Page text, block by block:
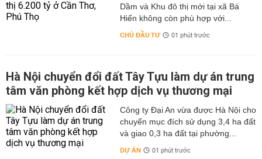
Dầm và Khu đô thị mới tại xã Bá
Hiến không còn phù hợp với...
CHỦ ĐẦU TƯ 01 phút trước
Hà Nội chuyển đổi đất Tây Tựu làm dự án trung
tâm văn phòng kết hợp dịch vụ thương mại
Công ty Đại An vừa được Hà Nội cho
chuyển mục đích sử dụng 3,4 ha đất
và giao 0,3 ha đất tại phường...
DỰ ÁN 01 phút trước